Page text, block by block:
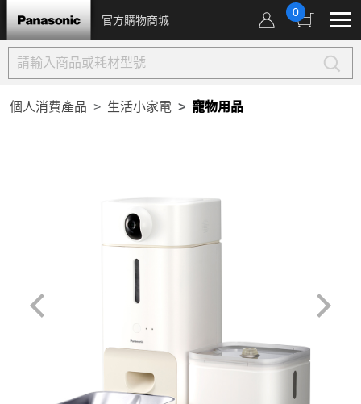
官方購物商城
0
個人消費產品 生活小家電 寵物用品